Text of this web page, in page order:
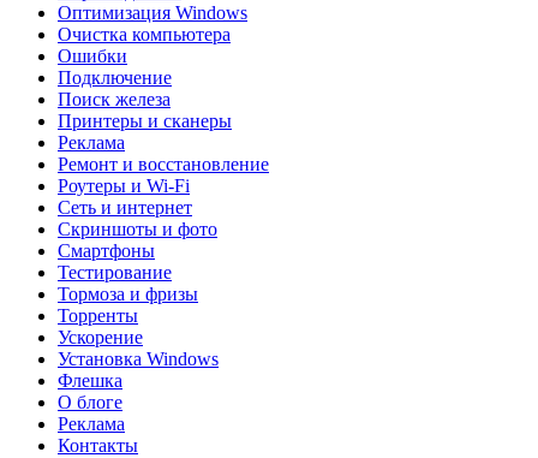
Оптимизация Windows
Очистка компьютера
Ошибки
Подключение
Поиск железа
Принтеры и сканеры
Реклама
Ремонт и восстановление
Роутеры и Wi-Fi
Сеть и интернет
Скриншоты и фото
Смартфоны
Тестирование
Тормоза и фризы
Торренты
Ускорение
Установка Windows
Флешка
О блоге
Реклама
Контакты